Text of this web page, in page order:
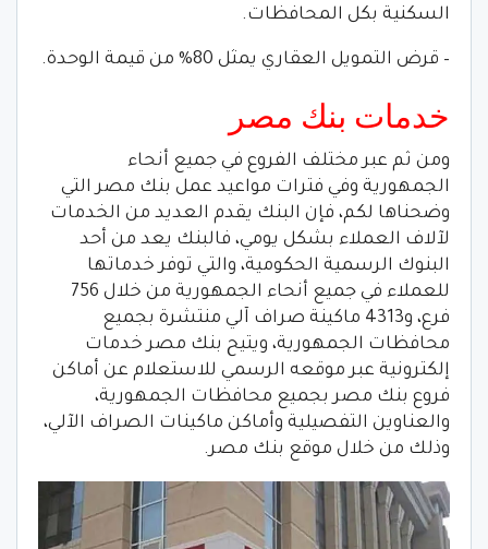
السكنية بكل المحافظات.
– قرض التمويل العقاري يمثل 80% من قيمة الوحدة.
خدمات بنك مصر
ومن ثم عبر مختلف الفروع في جميع أنحاء
الجمهورية وفي فترات مواعيد عمل بنك مصر التي
وضحناها لكم، فإن البنك يقدم العديد من الخدمات
لآلاف العملاء بشكل يومي، فالبنك يعد من أحد
البنوك الرسمية الحكومية، والتي توفر خدماتها
للعملاء في جميع أنحاء الجمهورية من خلال 756
فرع، و4313 ماكينة صراف آلي منتشرة بجميع
محافظات الجمهورية، ويتيح بنك مصر خدمات
إلكترونية عبر موقعه الرسمي للاستعلام عن أماكن
فروع بنك مصر بجميع محافظات الجمهورية،
والعناوين التفصيلية وأماكن ماكينات الصراف الآلي،
وذلك من خلال موقع بنك مصر.